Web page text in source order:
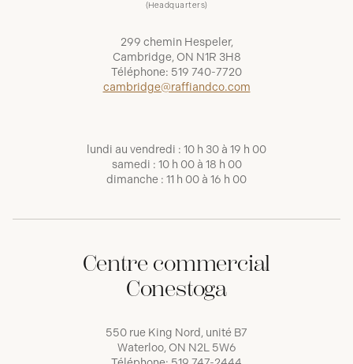
(Headquarters)
299 chemin Hespeler,
Cambridge, ON N1R 3H8
Téléphone: 519 740-7720
cambridge@raffiandco.com
lundi au vendredi : 10 h 30 à 19 h 00
samedi : 10 h 00 à 18 h 00
dimanche : 11 h 00 à 16 h 00
Centre commercial
Conestoga
550 rue King Nord, unité B7
Waterloo, ON N2L 5W6